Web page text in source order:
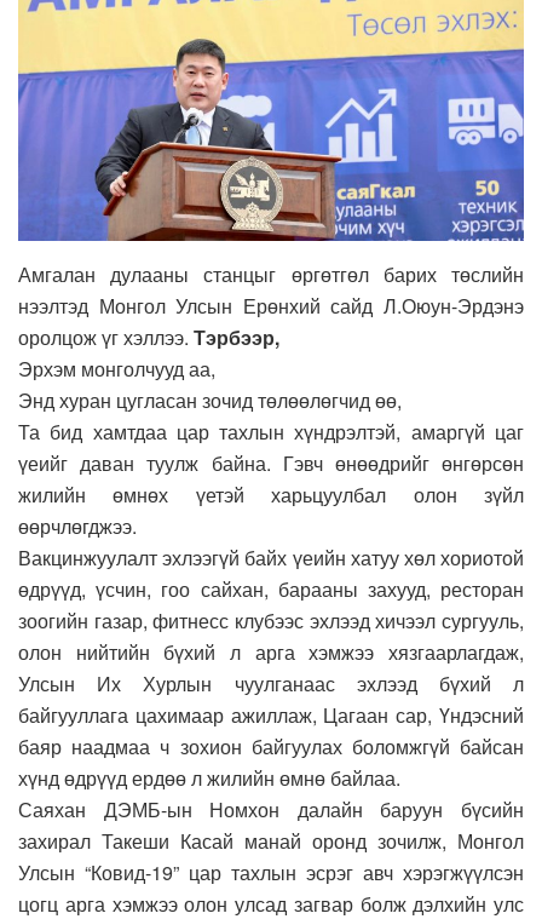
Амгалан дулааны станцыг өргөтгөл барих төслийн
нээлтэд Монгол Улсын Ерөнхий сайд Л.Оюун-Эрдэнэ
оролцож үг хэллээ. Тэрбээр,
Эрхэм монголчууд аа,
Энд хуран цугласан зочид төлөөлөгчид өө,
Та бид хамтдаа цар тахлын хүндрэлтэй, амаргүй цаг
үеийг даван туулж байна. Гэвч өнөөдрийг өнгөрсөн
жилийн өмнөх үетэй харьцуулбал олон зүйл
өөрчлөгджээ.
Вакцинжуулалт эхлээгүй байх үеийн хатуу хөл хориотой
өдрүүд, үсчин, гоо сайхан, барааны захууд, ресторан
зоогийн газар, фитнесс клубээс эхлээд хичээл сургууль,
олон нийтийн бүхий л арга хэмжээ хязгаарлагдаж,
Улсын Их Хурлын чуулганаас эхлээд бүхий л
байгууллага цахимаар ажиллаж, Цагаан сар, Үндэсний
баяр наадмаа ч зохион байгуулах боломжгүй байсан
хүнд өдрүүд ердөө л жилийн өмнө байлаа.
Саяхан ДЭМБ-ын Номхон далайн баруун бүсийн
захирал Такеши Касай манай оронд зочилж, Монгол
Улсын “Ковид-19” цар тахлын эсрэг авч хэрэгжүүлсэн
цогц арга хэмжээ олон улсад загвар болж дэлхийн улс